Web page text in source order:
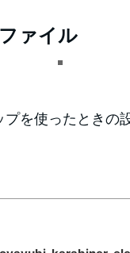
ァイル
を使ったときの